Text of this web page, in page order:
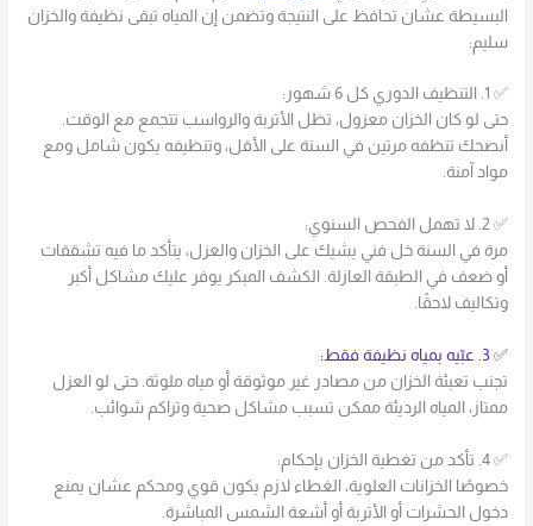
البسيطة عشان تحافظ على النتيجة وتضمن إن المياه تبقى نظيفة والخزان
سليم:
✅ 1. التنظيف الدوري كل 6 شهور:
حتى لو كان الخزان معزول، تظل الأتربة والرواسب تتجمع مع الوقت.
أنصحك تنظفه مرتين في السنة على الأقل، وتنظيفه يكون شامل ومع
مواد آمنة.
✅ 2. لا تهمل الفحص السنوي:
مرة في السنة خل فني يشيك على الخزان والعزل، يتأكد ما فيه تشققات
أو ضعف في الطبقة العازلة. الكشف المبكر يوفر عليك مشاكل أكبر
وتكاليف لاحقًا.
✅ 3. عبّيه بمياه نظيفة فقط:
تجنب تعبئة الخزان من مصادر غير موثوقة أو مياه ملوثة. حتى لو العزل
ممتاز، المياه الرديئة ممكن تسبب مشاكل صحية وتراكم شوائب.
✅ 4. تأكد من تغطية الخزان بإحكام:
خصوصًا الخزانات العلوية، الغطاء لازم يكون قوي ومحكم عشان يمنع
دخول الحشرات أو الأتربة أو أشعة الشمس المباشرة.